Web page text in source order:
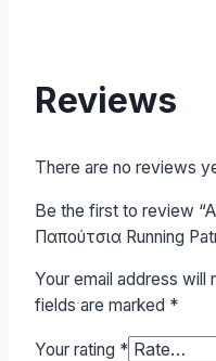
Reviews
There are no reviews
Be the first to review
Παπούτσια Running
Your email address will
fields are marked *
Your rating *